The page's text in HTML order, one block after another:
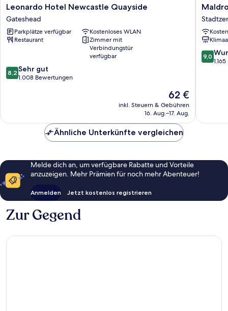
Leonardo
Hotel
Newcastle
Quayside
Gateshead
Leonardo Hotel Newcastle Quayside
Gateshead
Parkplätze verfügbar
Kostenloses WLAN
Restaurant
Zimmer mit
Verbindungstür
verfügbar
8.2
von
Bewertungen
8,2 Sehr gut
1.008 Bewertungen
Der
Preis
beträgt
62 €
inkl. Steuern & Gebühren
16. Aug.–17. Aug.
Maldron
Hotel
von
9.0
von
9,0
Ähnliche Unterkünfte vergleichen
Melde dich an, um verfügbare Rabatte und Vorteile
anzuzeigen. Mehr Prämien für noch mehr Abenteuer!
Anmelden Jetzt kostenlos registrieren
Zur Gegend